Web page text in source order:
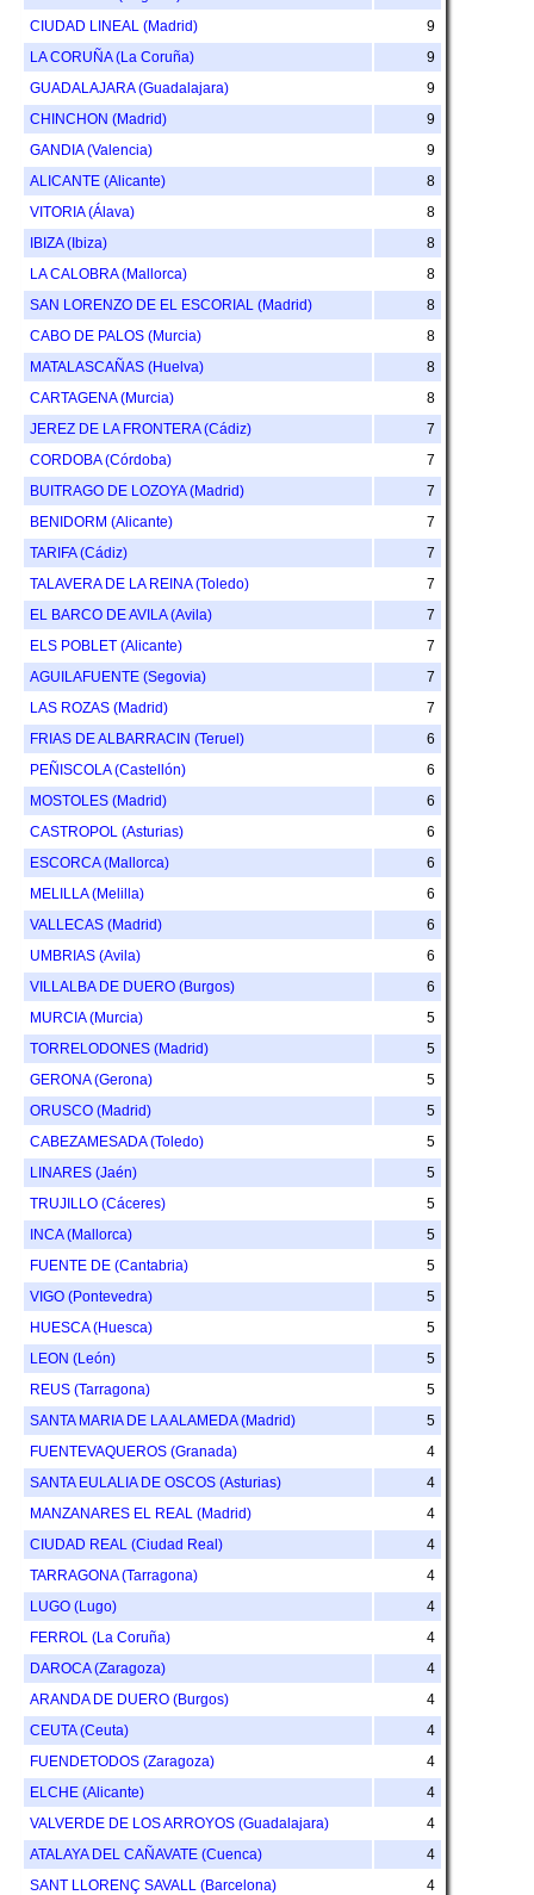
CIUDAD LINEAL (Madrid)
9
LA CORUÑA (La Coruña)
9
GUADALAJARA (Guadalajara)
9
CHINCHON (Madrid)
9
GANDIA (Valencia)
9
ALICANTE (Alicante)
8
VITORIA (Álava)
8
IBIZA (Ibiza)
8
LA CALOBRA (Mallorca)
8
SAN LORENZO DE EL ESCORIAL (Madrid)
8
CABO DE PALOS (Murcia)
8
MATALASCAÑAS (Huelva)
8
CARTAGENA (Murcia)
8
JEREZ DE LA FRONTERA (Cádiz)
7
CORDOBA (Córdoba)
7
BUITRAGO DE LOZOYA (Madrid)
7
BENIDORM (Alicante)
7
TARIFA (Cádiz)
7
TALAVERA DE LA REINA (Toledo)
7
EL BARCO DE AVILA (Avila)
7
ELS POBLET (Alicante)
7
AGUILAFUENTE (Segovia)
7
LAS ROZAS (Madrid)
7
FRIAS DE ALBARRACIN (Teruel)
6
PEÑISCOLA (Castellón)
6
MOSTOLES (Madrid)
6
CASTROPOL (Asturias)
6
ESCORCA (Mallorca)
6
MELILLA (Melilla)
6
VALLECAS (Madrid)
6
UMBRIAS (Avila)
6
VILLALBA DE DUERO (Burgos)
6
MURCIA (Murcia)
5
TORRELODONES (Madrid)
5
GERONA (Gerona)
5
ORUSCO (Madrid)
5
CABEZAMESADA (Toledo)
5
LINARES (Jaén)
5
TRUJILLO (Cáceres)
5
INCA (Mallorca)
5
FUENTE DE (Cantabria)
5
VIGO (Pontevedra)
5
HUESCA (Huesca)
5
LEON (León)
5
REUS (Tarragona)
5
SANTA MARIA DE LA ALAMEDA (Madrid)
5
FUENTEVAQUEROS (Granada)
4
SANTA EULALIA DE OSCOS (Asturias)
4
MANZANARES EL REAL (Madrid)
4
CIUDAD REAL (Ciudad Real)
4
TARRAGONA (Tarragona)
4
LUGO (Lugo)
4
FERROL (La Coruña)
4
DAROCA (Zaragoza)
4
ARANDA DE DUERO (Burgos)
4
CEUTA (Ceuta)
4
FUENDETODOS (Zaragoza)
4
ELCHE (Alicante)
4
VALVERDE DE LOS ARROYOS (Guadalajara)
4
ATALAYA DEL CAÑAVATE (Cuenca)
4
SANT LLORENÇ SAVALL (Barcelona)
4